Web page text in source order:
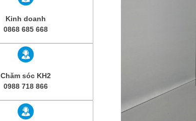
Kinh doanh
0868 685 668
Chăm sóc KH2
0988 718 866